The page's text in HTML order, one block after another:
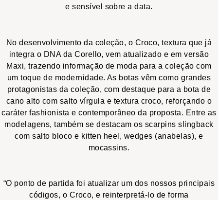
e sensível sobre a data.
No desenvolvimento da coleção, o Croco, textura que já
integra o DNA da Corello, vem atualizado e em versão
Maxi, trazendo informação de moda para a coleção com
um toque de modernidade. As botas vêm como grandes
protagonistas da coleção, com destaque para a bota de
cano alto com salto vírgula e textura croco, reforçando o
caráter fashionista e contemporâneo da proposta. Entre as
modelagens, também se destacam os scarpinsslingback
com salto bloco e kitten heel , wedges (anabelas), e
mocassins.
“O ponto de partida foi atualizar um dos nossos principais
códigos, o Croco, e reinterpretá-lo de forma